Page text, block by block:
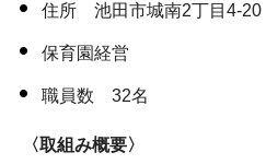
住所 池田市城南2丁目4-20
保育園経営
職員数 32名
〈取組み概要〉